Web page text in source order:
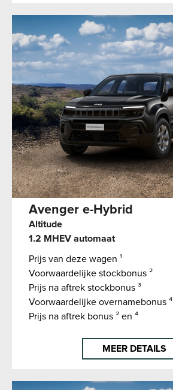
Avenger e-Hybrid
Altitude
1.2 MHEV automaat
Prijs van deze wagen ¹
Voorwaardelijke stockbonus ²
Prijs na aftrek stockbonus ³
Voorwaardelijke overnamebonus ⁴
Prijs na aftrek bonus ² en ⁴
MEER DETAILS